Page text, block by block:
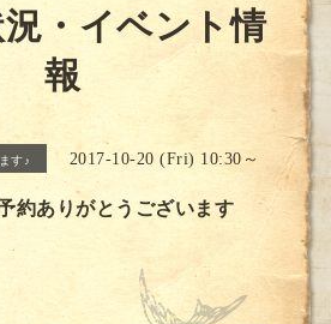
・イベント情
報
す♪ 2017-10-20 (Fri) 10:30～
約ありがとうございます